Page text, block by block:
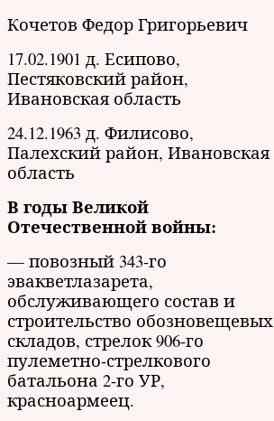
Кочетов Федор Григорьевич
17.02.1901 д. Есипово,
Пестяковский район,
Ивановская область
24.12.1963 д. Филисово,
Палехский район, Ивановская
область
В годы Великой
Отечественной войны:
— повозный 343-го
эвакветлазарета,
обслуживающего состав и
строительство обозновещевых
складов, стрелок 906-го
пулеметно-стрелкового
батальона 2-го УР,
красноармеец.